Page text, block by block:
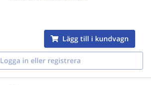
Lägg till i kundvagn
Logga in eller registrera